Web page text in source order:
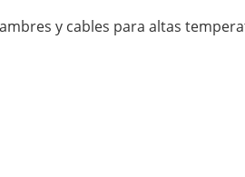
y cables para altas